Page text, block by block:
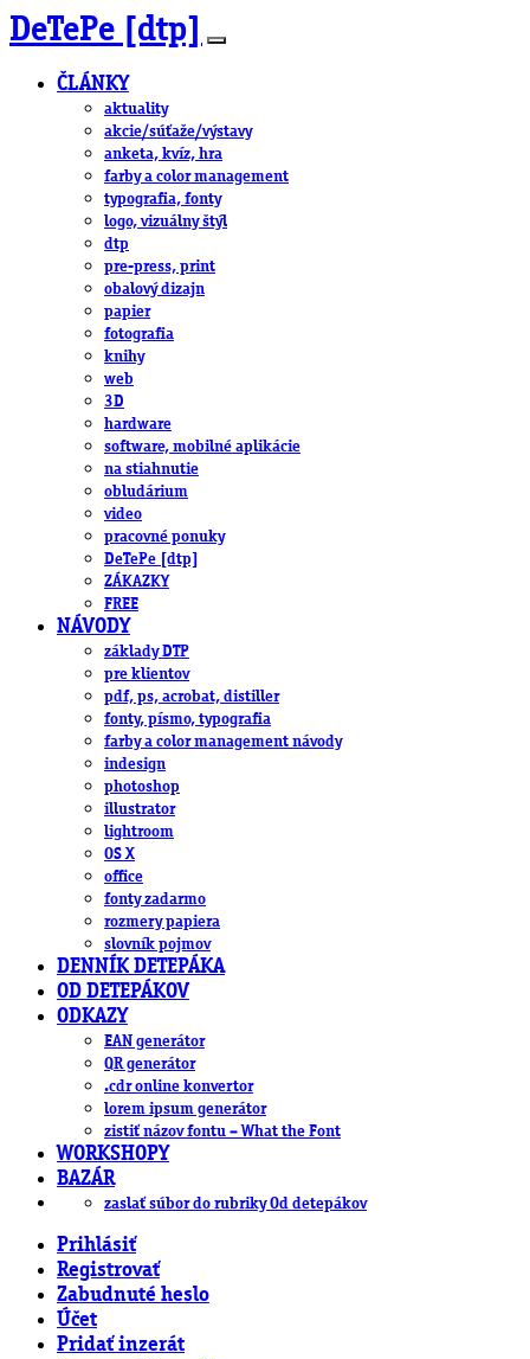
DeTePe [dtp]
ČLÁNKY
aktuality
akcie/súťaže/výstavy
anketa, kvíz, hra
farby a color management
typografia, fonty
logo, vizuálny štýl
dtp
pre-press, print
obalový dizajn
papier
fotografia
knihy
web
3D
hardware
software, mobilné aplikácie
na stiahnutie
obludárium
video
pracovné ponuky
DeTePe [dtp]
ZÁKAZKY
FREE
NÁVODY
základy DTP
pre klientov
pdf, ps, acrobat, distiller
fonty, písmo, typografia
farby a color management návody
indesign
photoshop
illustrator
lightroom
OS X
office
fonty zadarmo
rozmery papiera
slovník pojmov
DENNÍK DETEPÁKA
OD DETEPÁKOV
ODKAZY
EAN generátor
QR generátor
.cdr online konvertor
lorem ipsum generátor
zistiť názov fontu – What the Font
WORKSHOPY
BAZÁR
zaslať súbor do rubriky Od detepákov
Prihlásiť
Registrovať
Zabudnuté heslo
Účet
Pridať inzerát